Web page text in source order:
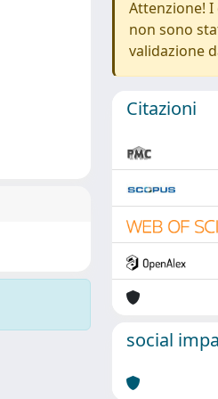
Attenzione!
non sono
validazione
Citazioni
social